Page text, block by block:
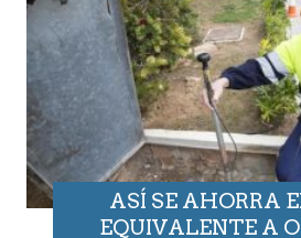
ASÍ SE AHORRA
EQUIVALENTE A